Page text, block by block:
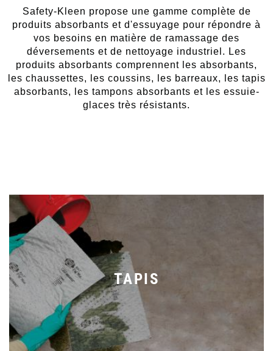
Safety-Kleen propose une gamme complète de
produits absorbants et d'essuyage pour répondre à
vos besoins en matière de ramassage des
déversements et de nettoyage industriel. Les
produits absorbants comprennent les absorbants,
les chaussettes, les coussins, les barreaux, les tapis
absorbants, les tampons absorbants et les essuie-
glaces très résistants.
TAPIS